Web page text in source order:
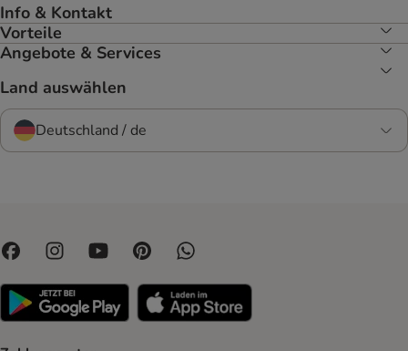
Info & Kontakt
Vorteile
Angebote & Services
Land auswählen
Deutschland / de